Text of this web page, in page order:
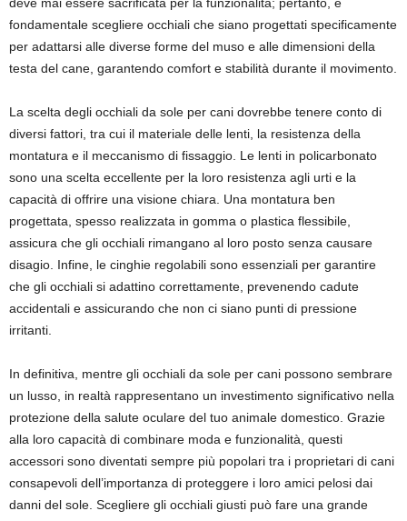
fondamentale scegliere occhiali che siano progettati specificamente
per adattarsi alle diverse forme del muso e alle dimensioni della
testa del cane, garantendo comfort e stabilità durante il movimento.
La scelta degli occhiali da sole per cani dovrebbe tenere conto di
diversi fattori, tra cui il materiale delle lenti, la resistenza della
montatura e il meccanismo di fissaggio. Le lenti in policarbonato
sono una scelta eccellente per la loro resistenza agli urti e la
capacità di offrire una visione chiara. Una montatura ben
progettata, spesso realizzata in gomma o plastica flessibile,
assicura che gli occhiali rimangano al loro posto senza causare
disagio. Infine, le cinghie regolabili sono essenziali per garantire
che gli occhiali si adattino correttamente, prevenendo cadute
accidentali e assicurando che non ci siano punti di pressione
irritanti.
In definitiva, mentre gli occhiali da sole per cani possono sembrare
un lusso, in realtà rappresentano un investimento significativo nella
protezione della salute oculare del tuo animale domestico. Grazie
alla loro capacità di combinare moda e funzionalità, questi
accessori sono diventati sempre più popolari tra i proprietari di cani
consapevoli dell’importanza di proteggere i loro amici pelosi dai
danni del sole. Scegliere gli occhiali giusti può fare una grande